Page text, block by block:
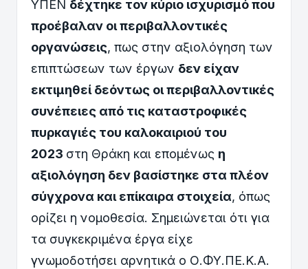
ΥΠΕΝ δέχτηκε τον κύριο ισχυρισμό που
προέβαλαν οι περιβαλλοντικές
οργανώσεις, πως στην αξιολόγηση των
επιπτώσεων των έργων δεν είχαν
εκτιμηθεί δεόντως οι περιβαλλοντικές
συνέπειες από τις καταστροφικές
πυρκαγιές του καλοκαιριού του
2023 στη Θράκη και επομένως η
αξιολόγηση δεν βασίστηκε στα πλέον
σύγχρονα και επίκαιρα στοιχεία, όπως
ορίζει η νομοθεσία. Σημειώνεται ότι για
τα συγκεκριμένα έργα είχε
γνωμοδοτήσει αρνητικά ο Ο.ΦΥ.ΠΕ.Κ.Α.